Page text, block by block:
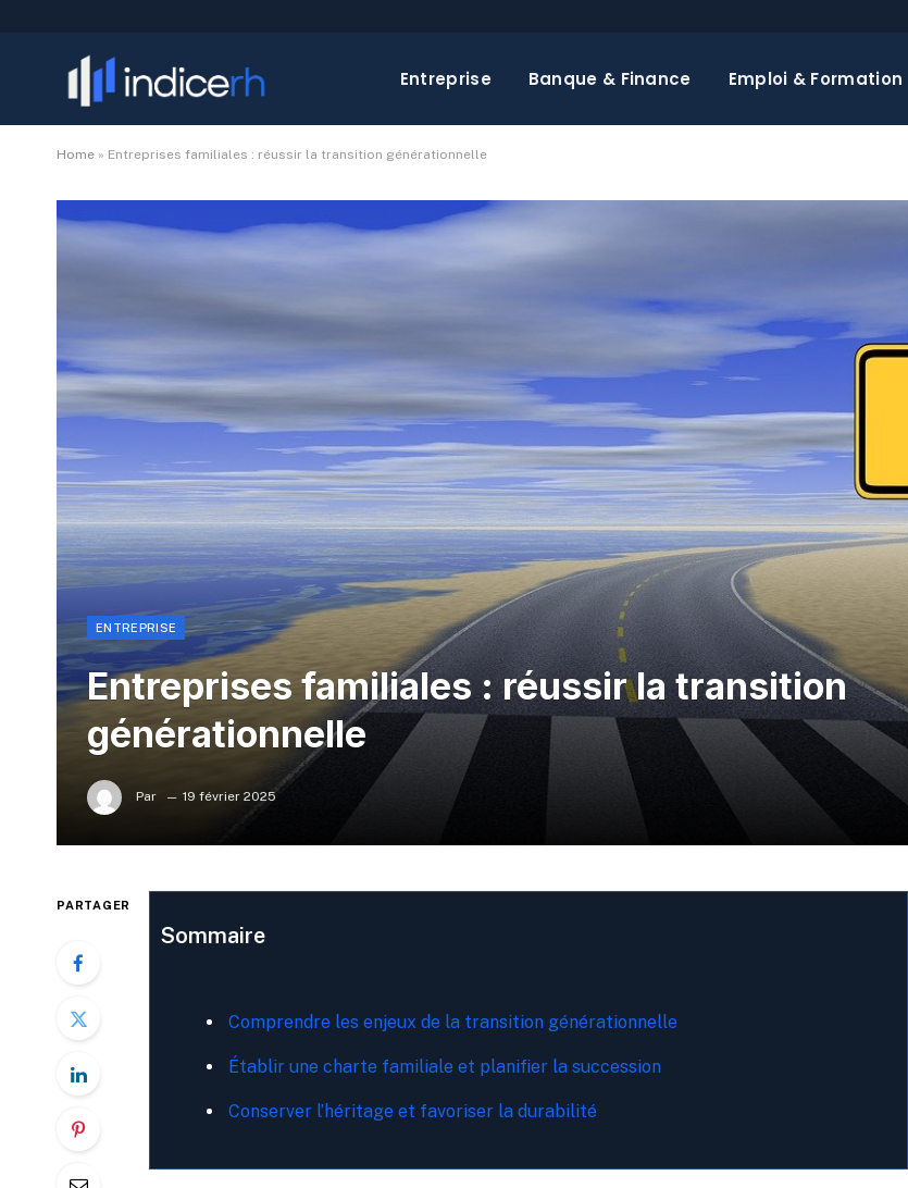
Entreprise Banque & Finance Emploi & Formation
Home » Entreprises familiales : réussir la transition générationnelle
ENTREPRISE
Entreprises familiales : réussir la transition
générationnelle
Par 19 février 2025
PARTAGER
Sommaire
Comprendre les enjeux de la transition générationnelle
Établir une charte familiale et planifier la succession
Conserver l’héritage et favoriser la durabilité